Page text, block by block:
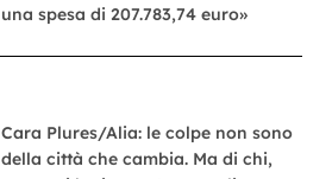
una spesa di 207.783,74 euro»
Cara Plures/Alia: le colpe non sono
della città che cambia. Ma di chi,